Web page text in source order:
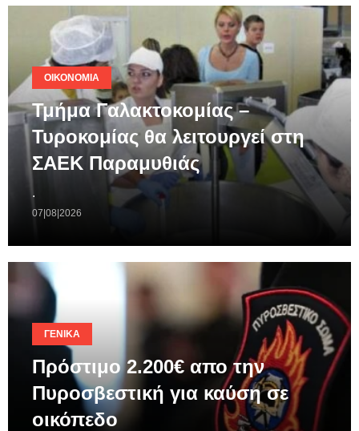
ΟΙΚΟΝΟΜΊΑ
Τμήμα Γαλακτοκομίας –
Τυροκομίας θα λειτουργεί στη
ΣΑΕΚ Παραμυθιάς
.
07|08|2026
ΓΕΝΙΚΆ
Πρόστιμο 2.200€ απο την
Πυροσβεστική για καύση σε
οικόπεδο